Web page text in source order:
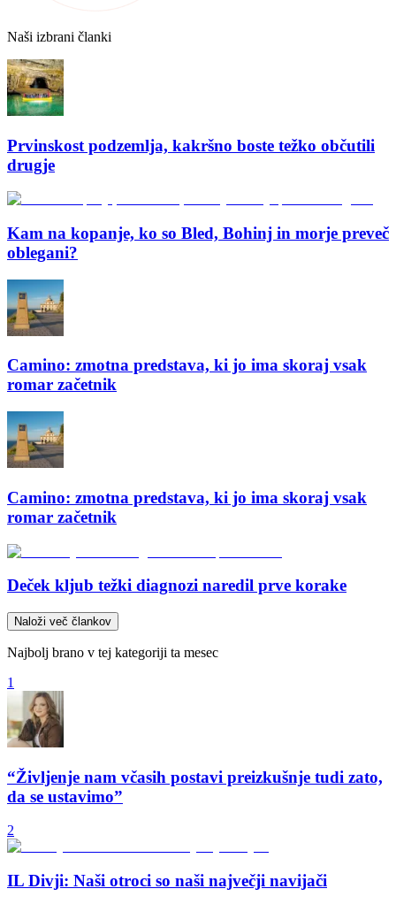
Naši izbrani članki
Prvinskost podzemlja, kakršno boste težko občutili
drugje
Kam na kopanje, ko so Bled, Bohinj in morje preveč
oblegani?
Camino: zmotna predstava, ki jo ima skoraj vsak
romar začetnik
Camino: zmotna predstava, ki jo ima skoraj vsak
romar začetnik
Deček kljub težki diagnozi naredil prve korake
Naloži več člankov
Najbolj brano v tej kategoriji ta mesec
1
“Življenje nam včasih postavi preizkušnje tudi zato,
da se ustavimo”
2
IL Divji: Naši otroci so naši največji navijači